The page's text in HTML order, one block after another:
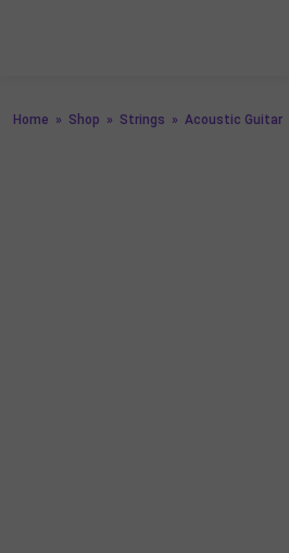
Home » Shop » Strings » Acoustic Guitar